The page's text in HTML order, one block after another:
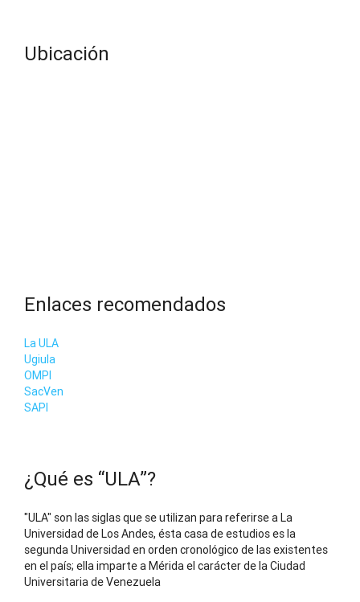
Ubicación
Enlaces recomendados
La ULA
Ugiula
OMPI
SacVen
SAPI
¿Qué es “ULA”?
"ULA" son las siglas que se utilizan para referirse a La
Universidad de Los Andes, ésta casa de estudios es la
segunda Universidad en orden cronológico de las existentes
en el país; ella imparte a Mérida el carácter de la Ciudad
Universitaria de Venezuela